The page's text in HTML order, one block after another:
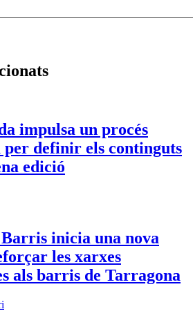
impulsa un procés
definir els continguts
edició
inicia una nova
les xarxes
als barris de Tarragona